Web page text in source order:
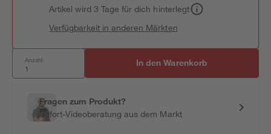
Artikel wird 3 Tage für dich hinterlegt
Verfügbarkeit in anderen Märkten
Anzahl: In den Warenkorb
Fragen zum Produkt?
Sofort-Videoberatung aus dem Markt